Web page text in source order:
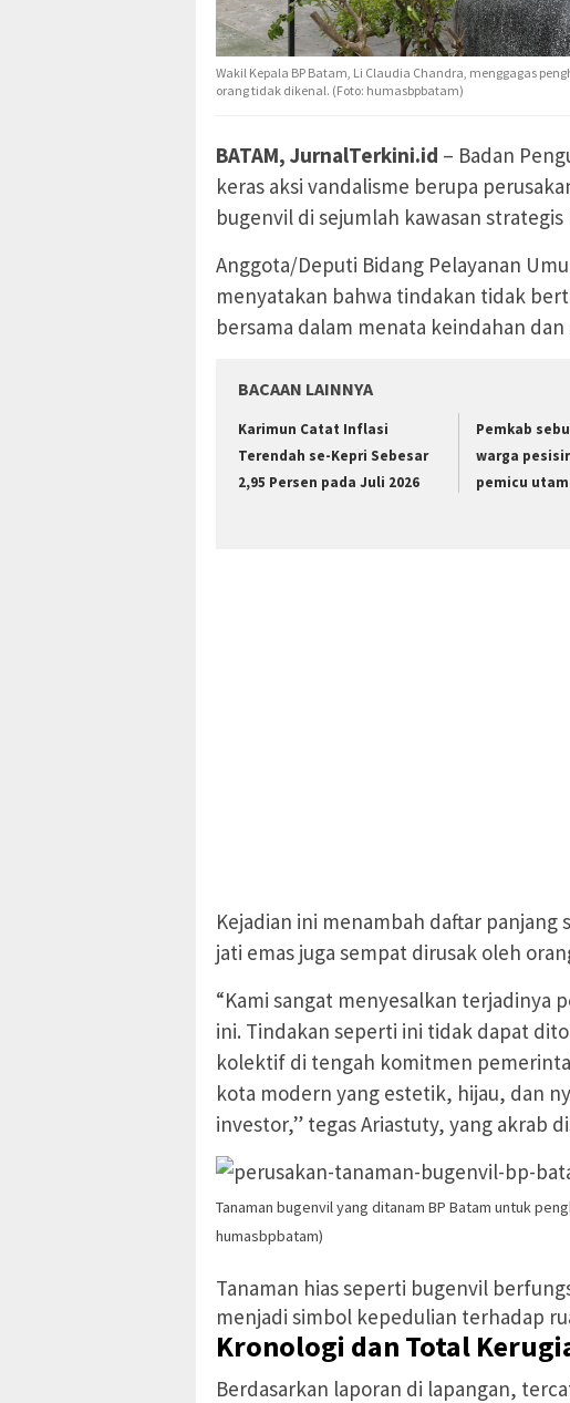
Wakil Kepala BP Batam, Li Claudia Chandra, menggagas
orang tidak dikenal. (Foto: humasbpbatam)
BATAM, JurnalTerkini.id – Badan
keras aksi vandalisme berupa
bugenvil di sejumlah kawasan strategis
Anggota/Deputi Bidang Pelayanan
menyatakan bahwa tindakan tidak
bersama dalam menata keindahan
BACAAN LAINNYA
Karimun Catat Inflasi
Terendah se-Kepri Sebesar
2,95 Persen pada Juli 2026
Pemkab
warga
pemicu
Kejadian ini menambah daftar
jati emas juga sempat dirusak oleh
“Kami sangat menyesalkan terjadinya
ini. Tindakan seperti ini tidak dapat
kolektif di tengah komitmen
kota modern yang estetik, hijau, dan
investor,” tegas Ariastuty, yang akrab
Tanaman bugenvil yang ditanam BP Batam untuk
humasbpbatam)
Tanaman hias seperti bugenvil
menjadi simbol kepedulian terhadap
Kronologi dan Total
Berdasarkan laporan di lapangan,